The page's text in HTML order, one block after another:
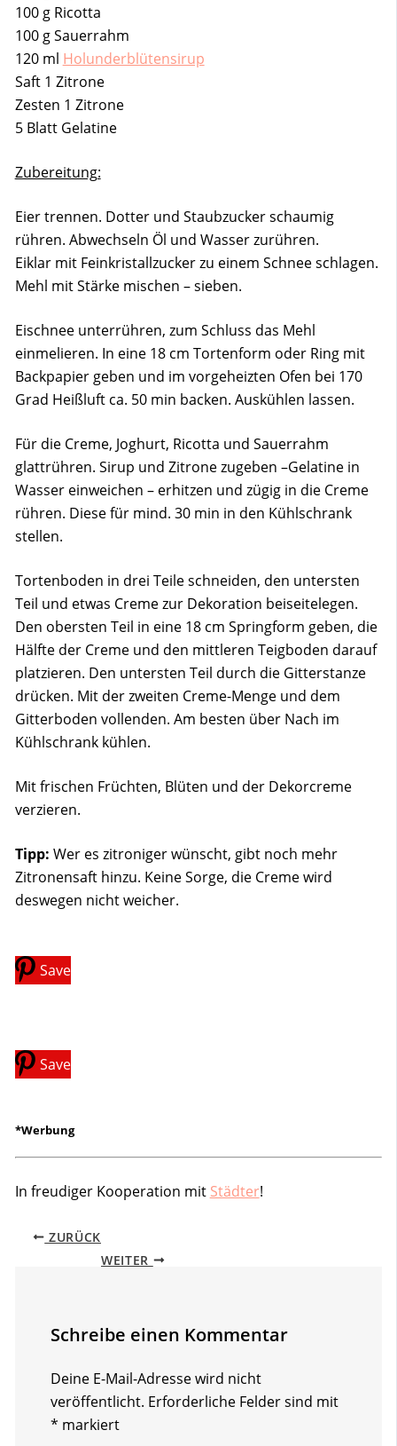
100 g Ricotta
100 g Sauerrahm
120 ml Holunderblütensirup
Saft 1 Zitrone
Zesten 1 Zitrone
5 Blatt Gelatine
Zubereitung:
Eier trennen. Dotter und Staubzucker schaumig
rühren. Abwechseln Öl und Wasser zurühren.
Eiklar mit Feinkristallzucker zu einem Schnee schlagen.
Mehl mit Stärke mischen – sieben.
Eischnee unterrühren, zum Schluss das Mehl
einmelieren. In eine 18 cm Tortenform oder Ring mit
Backpapier geben und im vorgeheizten Ofen bei 170
Grad Heißluft ca. 50 min backen. Auskühlen lassen.
Für die Creme, Joghurt, Ricotta und Sauerrahm
glattrühren. Sirup und Zitrone zugeben –Gelatine in
Wasser einweichen – erhitzen und zügig in die Creme
rühren. Diese für mind. 30 min in den Kühlschrank
stellen.
Tortenboden in drei Teile schneiden, den untersten
Teil und etwas Creme zur Dekoration beiseitelegen.
Den obersten Teil in eine 18 cm Springform geben, die
Hälfte der Creme und den mittleren Teigboden darauf
platzieren. Den untersten Teil durch die Gitterstanze
drücken. Mit der zweiten Creme-Menge und dem
Gitterboden vollenden. Am besten über Nach im
Kühlschrank kühlen.
Mit frischen Früchten, Blüten und der Dekorcreme
verzieren.
Tipp: Wer es zitroniger wünscht, gibt noch mehr
Zitronensaft hinzu. Keine Sorge, die Creme wird
deswegen nicht weicher.
Save
Save
*Werbung
In freudiger Kooperation mit Städter!
ZURÜCK
WEITER
Schreibe einen Kommentar
Deine E-Mail-Adresse wird nicht
veröffentlicht. Erforderliche Felder sind mit
* markiert